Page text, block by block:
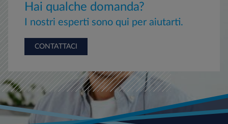
Hai qualche domanda?
I nostri esperti sono qui per aiutarti.
CONTATTACI